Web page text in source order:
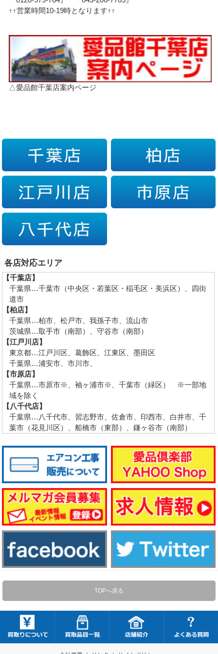
↑↑営業時間10-19時となります↑↑
△愛品館千葉店案内ページ
各店対応エリア
【千葉店】
千葉県…千葉市（中央区・若葉区・稲毛区・美浜区）、四街
道市
【柏店】
千葉県…柏市、松戸市、我孫子市、流山市
茨城県…取手市（南部）、守谷市（南部）
【江戸川店】
東京都…江戸川区、葛飾区、江東区、墨田区
千葉県…浦安市、市川市、
【市原店】
千葉県…市原市※、袖ヶ浦市※、千葉市（緑区） ※一部地
域を除く
【八千代店】
千葉県…八千代市、習志野市、佐倉市、印西市、白井市、千
葉市（花見川区）、船橋市（東部）、鎌ヶ谷市（南部）
TOPへ戻る